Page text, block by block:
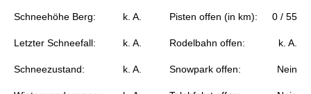
Schneehöhe Berg: k. A. Pisten offen (in km): 0 / 55
Letzter Schneefall: k. A. Rodelbahn offen: k. A.
Schneezustand: k. A. Snowpark offen: Nein